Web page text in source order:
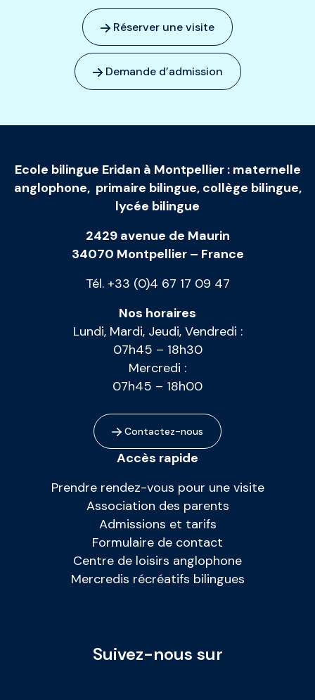
Réserver une visite
Demande d’admission
Ecole bilingue Eridan à Montpellier: maternelle
anglophone, primaire bilingue, collège bilingue,
lycée bilingue
2429 avenue de Maurin
34070 Montpellier – France
Tél. +33 (0)4 67 17 09 47
Nos horaires
Lundi, Mardi, Jeudi, Vendredi :
07h45 – 18h30
Mercredi :
07h45 – 18h00
Contactez-nous
Accès rapide
Prendre rendez-vous pour une visite
Association des parents
Admissions et tarifs
Formulaire de contact
Centre de loisirs anglophone
Mercredis récréatifs bilingues
Suivez-nous sur